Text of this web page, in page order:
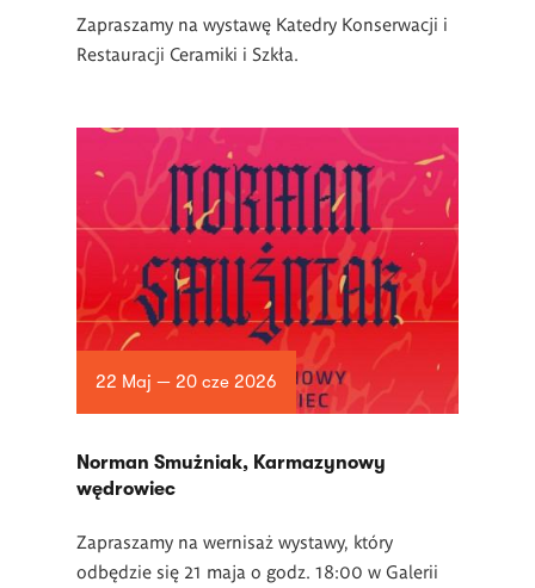
Zapraszamy na wystawę Katedry Konserwacji i
Restauracji Ceramiki i Szkła.
22 Maj — 20 cze 2026
Norman Smużniak, Karmazynowy
wędrowiec
Zapraszamy na wernisaż wystawy, który
odbędzie się 21 maja o godz. 18:00 w Galerii